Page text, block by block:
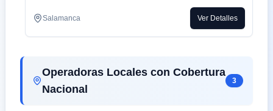
Salamanca Ver Detalles
Operadoras Locales con Cobertura
Nacional
3